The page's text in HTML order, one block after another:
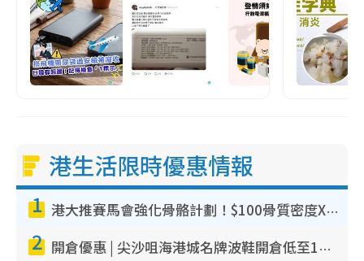
港生活限時優惠情報
1 港大推賽馬會強化骨骼計劃！$100骨質密度X光檢查 完成免費運動訓練送超市禮券！附參加資格
2 開倉優惠 | 尖沙咀海港城名牌波鞋開倉低至1折！On鞋$899起／Joy&Peace鞋履$98起